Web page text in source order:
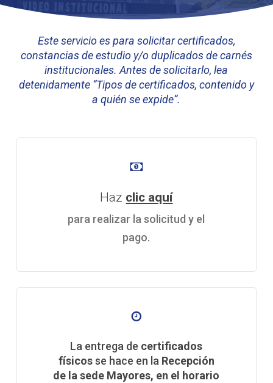
Este servicio es para solicitar certificados,
constancias de estudio y/o duplicados de carnés
institucionales. Antes de solicitarlo, lea
detenidamente “Tipos de certificados, contenido y
a quién se expide”.
Haz clic aquí
para realizar la solicitud y el
pago.
La entrega de certificados
físicosse hace en la Recepción
de la sede Mayores, en el horario